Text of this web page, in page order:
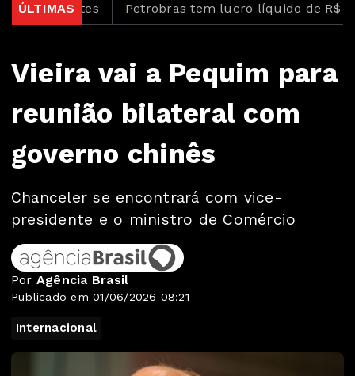
ÚLTIMAS Petrobras tem lucro líquido de R$ 52,4
Vieira vai a Pequim para
reunião bilateral com
governo chinês
Chanceler se encontrará com vice-
presidente e o ministro de Comércio
Por Agência Brasil
Publicado em 01/06/2026 08:21
Internacional